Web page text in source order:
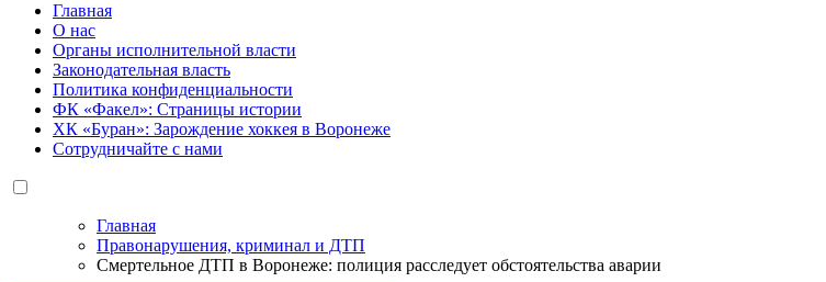
Главная
О нас
Органы исполнительной власти
Законодательная власть
Политика конфиденциальности
ФК «Факел»: Страницы истории
ХК «Буран»: Зарождение хоккея в Воронеже
Сотрудничайте с нами
Главная
Правонарушения, криминал и ДТП
Смертельное ДТП в Воронеже: полиция расследует обстоятельства аварии